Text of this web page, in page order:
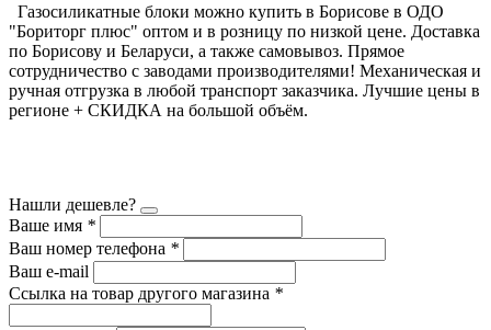
Газосиликатные блоки можно купить в Борисове в ОДО
"Бориторг плюс" оптом и в розницу по низкой цене. Доставка
по Борисову и Беларуси, а также самовывоз. Прямое
сотрудничество с заводами производителями! Механическая и
ручная отгрузка в любой транспорт заказчика. Лучшие цены в
регионе + СКИДКА на большой объём.
Нашли дешевле?
Ваше имя *
Ваш номер телефона *
Ваш e-mail
Ссылка на товар другого магазина *